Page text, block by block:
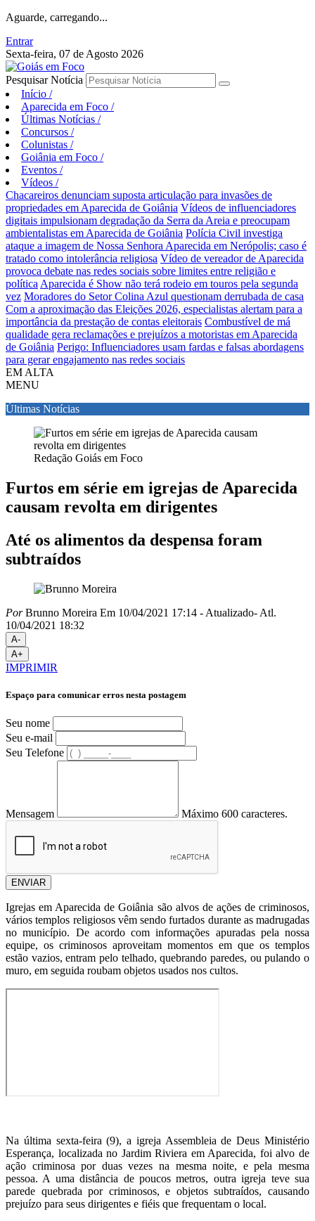
Aguarde, carregando...
Entrar
Sexta-feira, 07 de Agosto 2026
Pesquisar Notícia
Início /
Aparecida em Foco /
Últimas Notícias /
Concursos /
Colunistas /
Goiânia em Foco /
Eventos /
Vídeos /
Chacareiros denunciam suposta articulação para invasões de
propriedades em Aparecida de Goiânia Vídeos de influenciadores
digitais impulsionam degradação da Serra da Areia e preocupam
ambientalistas em Aparecida de Goiânia Polícia Civil investiga
ataque a imagem de Nossa Senhora Aparecida em Nerópolis; caso é
tratado como intolerância religiosa Vídeo de vereador de Aparecida
provoca debate nas redes sociais sobre limites entre religião e
política Aparecida é Show não terá rodeio em touros pela segunda
vez Moradores do Setor Colina Azul questionam derrubada de casa
Com a aproximação das Eleições 2026, especialistas alertam para a
importância da prestação de contas eleitorais Combustível de má
qualidade gera reclamações e prejuízos a motoristas em Aparecida
de Goiânia Perigo: Influenciadores usam fardas e falsas abordagens
para gerar engajamento nas redes sociais
EM ALTA
MENU
Últimas Notícias
Redação Goiás em Foco
Furtos em série em igrejas de Aparecida
causam revolta em dirigentes
Até os alimentos da despensa foram
subtraídos
PorBrunno Moreira Em 10/04/2021 17:14 - Atualizado- Atl.
10/04/2021 18:32
A-
A+
IMPRIMIR
Espaço para comunicar erros nesta postagem
Seu nome
Seu e-mail
Seu Telefone
Mensagem Máximo 600 caracteres.
ENVIAR
Igrejas em Aparecida de Goiânia são alvos de ações de criminosos,
vários templos religiosos vêm sendo furtados durante as madrugadas
no município. De acordo com informações apuradas pela nossa
equipe, os criminosos aproveitam momentos em que os templos
estão vazios, entram pelo telhado, quebrando paredes, ou pulando o
muro, em seguida roubam objetos usados nos cultos.
Na última sexta-feira (9), a igreja Assembleia de Deus Ministério
Esperança, localizada no Jardim Riviera em Aparecida, foi alvo de
ação criminosa por duas vezes na mesma noite, e pela mesma
pessoa. A uma distância de poucos metros, outra igreja teve sua
parede quebrada por criminosos, e objetos subtraídos, causando
prejuízo para seus dirigentes e fiéis que frequentam o local.